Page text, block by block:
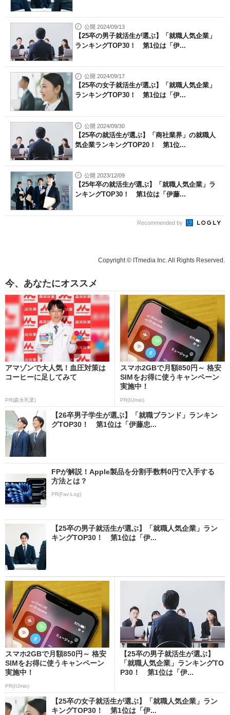
公開 2024/09/13
【25卒の男子就活生が選ぶ】「就職人気企業」
ランキングTOP30！ 第1位は「伊...
公開 2024/09/17
【25卒の女子就活生が選ぶ】「就職人気企業」
ランキングTOP30！ 第1位は「伊...
公開 2024/09/30
【25卒の就活生が選ぶ】「商社業界」の就職人
気企業ランキングTOP20！ 第1位...
公開 2023/12/09
【25年卒の就活生が選ぶ】「就職人気企業」ラ
ンキングTOP30！ 第1位は「伊藤...
Recommended by
Copyright © ITmedia Inc. All Rights Reserved.
今、あなたにオススメ
アマゾンで大人気！血圧対策は
コーヒーに足してみて
PR(森永乳業)
スマホ2GBで月額850円～ 格安
SIMをお得に使うキャンペーン
実施中！
PR(IIJmio)
【26卒男子学生が選ぶ】「就職ブランド」ランキン
グTOP30！ 第1位は「伊藤忠...
FPが解説！Apple製品を分割手数料0円で入手する
方法とは？
PR(Fav-Log)
【25卒の男子就活生が選ぶ】「就職人気企業」ラン
キングTOP30！ 第1位は「伊...
スマホ2GBで月額850円～ 格安
SIMをお得に使うキャンペーン
実施中！
PR(IIJmio)
【25卒の男子就活生が選ぶ】
「就職人気企業」ランキングTO
P30！ 第1位は「伊...
【25卒の女子就活生が選ぶ】「就職人気企業」ラン
キングTOP30！ 第1位は「伊...